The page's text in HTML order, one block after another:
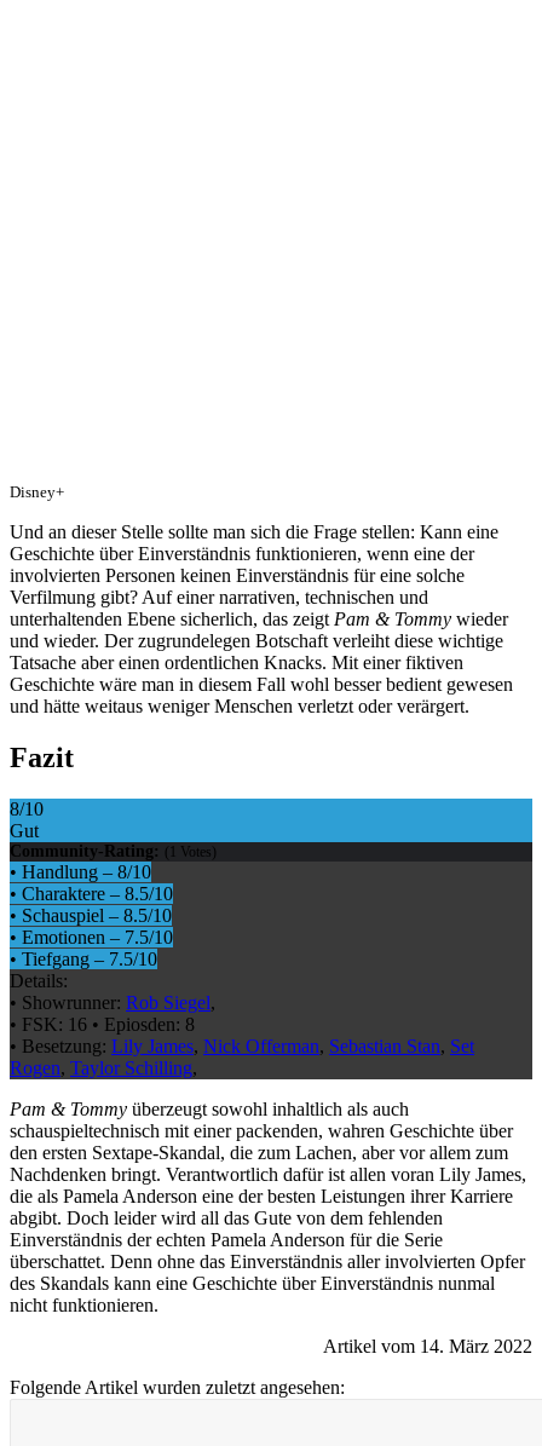
Disney+
Und an dieser Stelle sollte man sich die Frage stellen: Kann eine
Geschichte über Einverständnis funktionieren, wenn eine der
involvierten Personen keinen Einverständnis für eine solche
Verfilmung gibt? Auf einer narrativen, technischen und
unterhaltenden Ebene sicherlich, das zeigt Pam & Tommy wieder
und wieder. Der zugrundelegen Botschaft verleiht diese wichtige
Tatsache aber einen ordentlichen Knacks. Mit einer fiktiven
Geschichte wäre man in diesem Fall wohl besser bedient gewesen
und hätte weitaus weniger Menschen verletzt oder verärgert.
Fazit
8/10
Gut
Community-Rating: ( Votes)
• Handlung – 8/10
• Charaktere – 8.5/10
• Schauspiel – 8.5/10
• Emotionen – 7.5/10
• Tiefgang – 7.5/10
Details:
• Showrunner: Rob Siegel,
• FSK: 16 • Epiosden: 8
• Besetzung: Lily James, Nick Offerman, Sebastian Stan, Set
Rogen, Taylor Schilling,
Pam & Tommy überzeugt sowohl inhaltlich als auch
schauspieltechnisch mit einer packenden, wahren Geschichte über
den ersten Sextape-Skandal, die zum Lachen, aber vor allem zum
Nachdenken bringt. Verantwortlich dafür ist allen voran Lily James,
die als Pamela Anderson eine der besten Leistungen ihrer Karriere
abgibt. Doch leider wird all das Gute von dem fehlenden
Einverständnis der echten Pamela Anderson für die Serie
überschattet. Denn ohne das Einverständnis aller involvierten Opfer
des Skandals kann eine Geschichte über Einverständnis nunmal
nicht funktionieren.
Artikel vom 14. März 2022
Folgende Artikel wurden zuletzt angesehen: